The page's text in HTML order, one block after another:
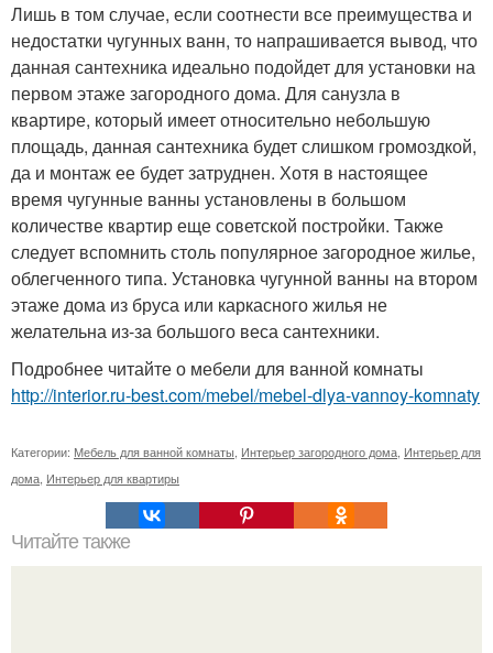
Лишь в том случае, если соотнести все преимущества и
недостатки чугунных ванн, то напрашивается вывод, что
данная сантехника идеально подойдет для установки на
первом этаже загородного дома. Для санузла в
квартире, который имеет относительно небольшую
площадь, данная сантехника будет слишком громоздкой,
да и монтаж ее будет затруднен. Хотя в настоящее
время чугунные ванны установлены в большом
количестве квартир еще советской постройки. Также
следует вспомнить столь популярное загородное жилье,
облегченного типа. Установка чугунной ванны на втором
этаже дома из бруса или каркасного жилья не
желательна из-за большого веса сантехники.
Подробнее читайте о мебели для ванной комнаты
http://interior.ru-best.com/mebel/mebel-dlya-vannoy-komnaty
Категории: Мебель для ванной комнаты Интерьер загородного дома Интерьер для
дома Интерьер для квартиры
Читайте также